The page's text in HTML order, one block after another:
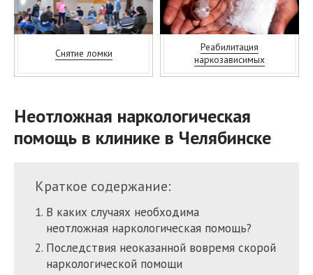
Снятие ломки
Реабилитация
наркозависимых
Неотложная наркологическая
помощь в клинике в Челябинске
Краткое содержание:
В каких случаях необходима
неотложная наркологическая помощь?
Последствия неоказанной вовремя скорой
наркологической помощи